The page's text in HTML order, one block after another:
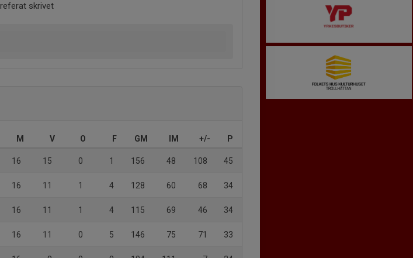
skrivet
M V O F GM IM +/- P
16 15 0 1 156 48 108 45
16 11 1 4 128 60 68 34
16 11 1 4 115 69 46 34
16 11 0 5 146 75 71 33